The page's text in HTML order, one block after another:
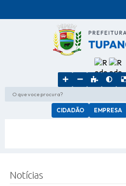
O que voce procura?
CIDADÃO EMPRESA
Notícias